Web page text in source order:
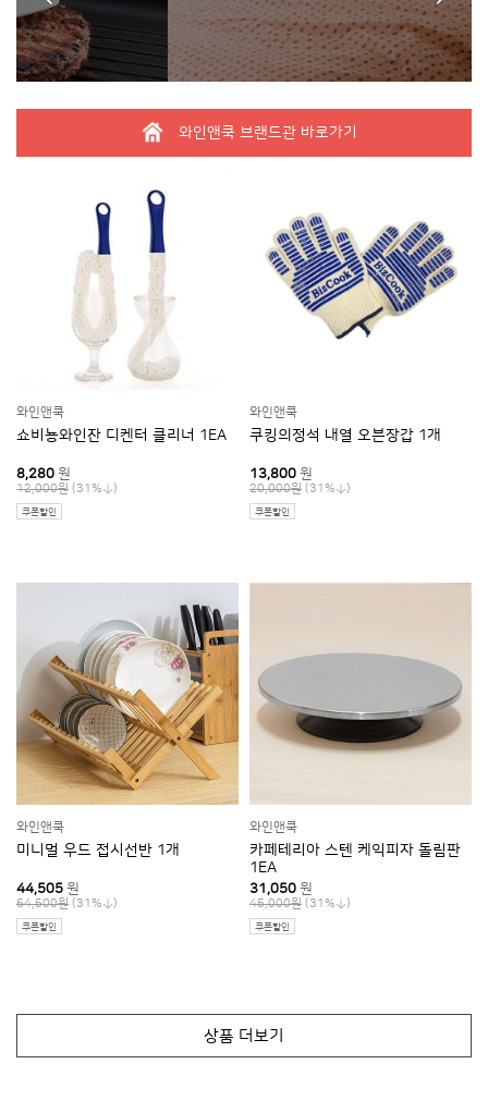
품명 및 모델명 기본형 7호 이불비닐봉투 50매(색상 택1)
법에 의한 인증·허가 등을 받았음을 확인할
수 있는 경우 그에 대한 사항
해당없음
제조국 또는 원산지
제조자, 수입품의 경우 수입자를 함께 표기
A/S 책임자와 전화번호 또는 소비자상담
관련 전화번호
와인앤쿡 0316354551
배송정보
상품페이지에 배송비(지역별 추가 배송비 등) 및 배송가능지역에 관
한 브랜드 기준이 있는 경우에는 해당 내용이 우선 적용되오니, 상품
상세페이지 내용을 반드시 확인해 주십시오.
(특히, 가구 등의 상품은 지역에 따라 배송제한 및 추가 배송비용이 착
불로 발생할 수 있습니다.)
차량의 이동이 어려운 일부 도서지역 및 제주도는 배송이 불가할 수
도 있으니 반드시 상담 후 주문해 주시길 바랍니다.
배송 시 연락처 오기재 및 주소 불분명, 그리고 수취인 부재 시 배송이
지연될 수 있습니다.
사다리차 및 엘리베이터 사용 시 발생하는 비용 및 단순변심에 의한
반품/교환 왕복배송비는 고객님께서 부담해주셔야 합니다.
반품/환불
(46780) 경기도 이천시 창전동 158-11 3층 와인앤쿡
와인앤쿡 브랜드관 바로가기
와인앤쿡
쇼비뇽와인잔 디켄터 클리너 1EA
8,280 원
12,000원 (31% )
쿠폰할인
와인앤쿡
쿠킹의정석 내열 오븐장갑 1개
13,800 원
20,000원 (31% )
쿠폰할인
와인앤쿡
미니멀 우드 접시선반 1개
44,505 원
64,500원 (31% )
쿠폰할인
와인앤쿡
카페테리아 스텐 케익피자 돌림판
1EA
31,050 원
45,000원 (31% )
쿠폰할인
상품 더보기